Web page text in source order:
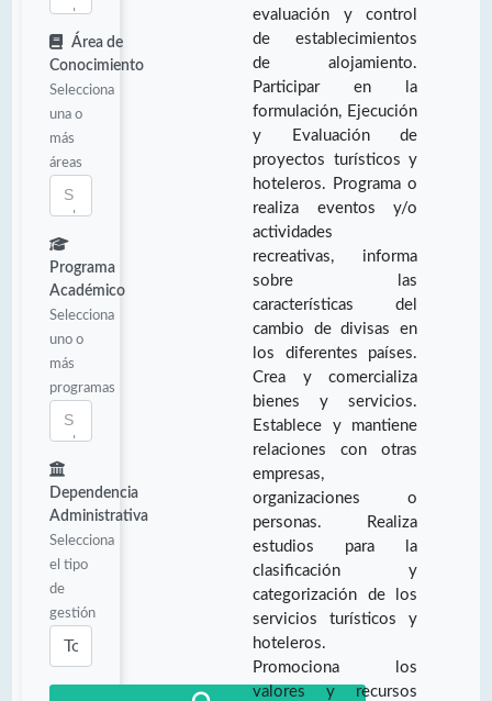
Área de
Conocimiento
Selecciona
una o
más
áreas
Programa
Académico
Selecciona
uno o
más
programas
Dependencia
Administrativa
Selecciona
el tipo
de
gestión
evaluación y control
de establecimientos
de alojamiento.
Participar en la
formulación, Ejecución
y Evaluación de
proyectos turísticos y
hoteleros. Programa o
realiza eventos y/o
actividades
recreativas, informa
sobre las
características del
cambio de divisas en
los diferentes países.
Crea y comercializa
bienes y servicios.
Establece y mantiene
relaciones con otras
empresas,
organizaciones o
personas. Realiza
estudios para la
clasificación y
categorización de los
servicios turísticos y
hoteleros.
Promociona los
valores y recursos